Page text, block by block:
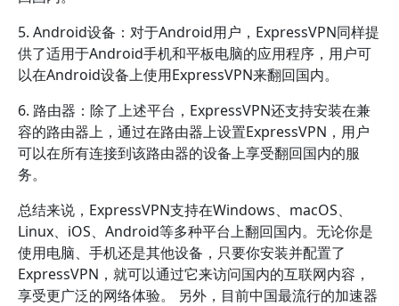
5. Android设备：对于Android用户，ExpressVPN同样提
供了适用于Android手机和平板电脑的应用程序，用户可
以在Android设备上使用ExpressVPN来翻回国内。
6. 路由器：除了上述平台，ExpressVPN还支持安装在兼
容的路由器上，通过在路由器上设置ExpressVPN，用户
可以在所有连接到该路由器的设备上享受翻回国内的服
务。
总结来说，ExpressVPN支持在Windows、macOS、
Linux、iOS、Android等多种平台上翻回国内。无论你是
使用电脑、手机还是其他设备，只要你安装并配置了
ExpressVPN，就可以通过它来访问国内的互联网内容，
享受更广泛的网络体验。 另外，目前中国最流行的加速器